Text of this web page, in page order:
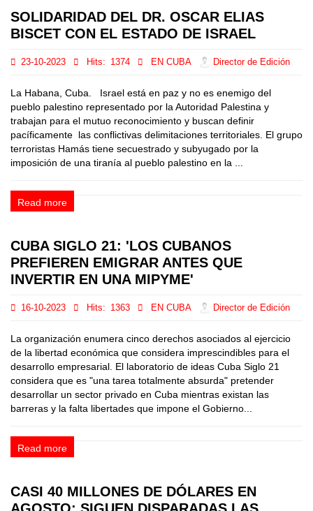
SOLIDARIDAD DEL DR. OSCAR ELIAS
BISCET CON EL ESTADO DE ISRAEL
23-10-2023 Hits: 1374 EN CUBA Director de Edición
La Habana, Cuba. Israel está en paz y no es enemigo del
pueblo palestino representado por la Autoridad Palestina y
trabajan para el mutuo reconocimiento y buscan definir
pacíficamente las conflictivas delimitaciones territoriales. El grupo
terroristas Hamás tiene secuestrado y subyugado por la
imposición de una tiranía al pueblo palestino en la ...
Read more
CUBA SIGLO 21: 'LOS CUBANOS
PREFIEREN EMIGRAR ANTES QUE
INVERTIR EN UNA MIPYME'
16-10-2023 Hits: 1363 EN CUBA Director de Edición
La organización enumera cinco derechos asociados al ejercicio
de la libertad económica que considera imprescindibles para el
desarrollo empresarial. El laboratorio de ideas Cuba Siglo 21
considera que es "una tarea totalmente absurda" pretender
desarrollar un sector privado en Cuba mientras existan las
barreras y la falta libertades que impone el Gobierno...
Read more
CASI 40 MILLONES DE DÓLARES EN